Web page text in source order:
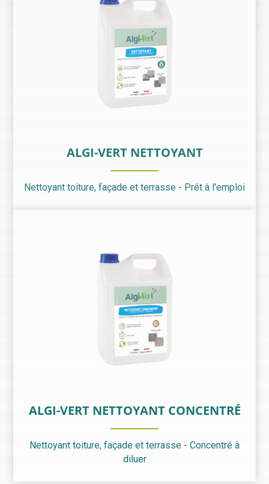
ALGI-VERT NETTOYANT
Nettoyant toiture, façade et terrasse - Prêt à l'emploi
ALGI-VERT NETTOYANT CONCENTRÉ
Nettoyant toiture, façade et terrasse - Concentré à
diluer